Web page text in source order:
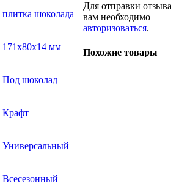
плитка шоколада
171х80х14 мм
Под шоколад
Крафт
Универсальный
Всесезонный
Для отправки отзыва
вам необходимо
авторизоваться.
Похожие товары